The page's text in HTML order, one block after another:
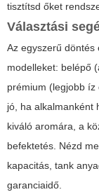
tisztítsd őket
Választási
Az egyszerű
modelleket: belépő
prémium (legjobb
jó, ha alkalmanként
kiváló aromára, a
befektetés. Nézd
kapacitás, tank
garanciaidő.